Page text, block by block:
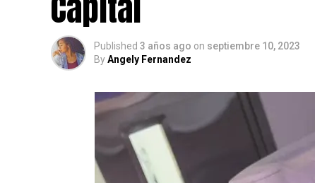
Published 3 años ago on septiembre 10, 2023
ByAngely Fernandez